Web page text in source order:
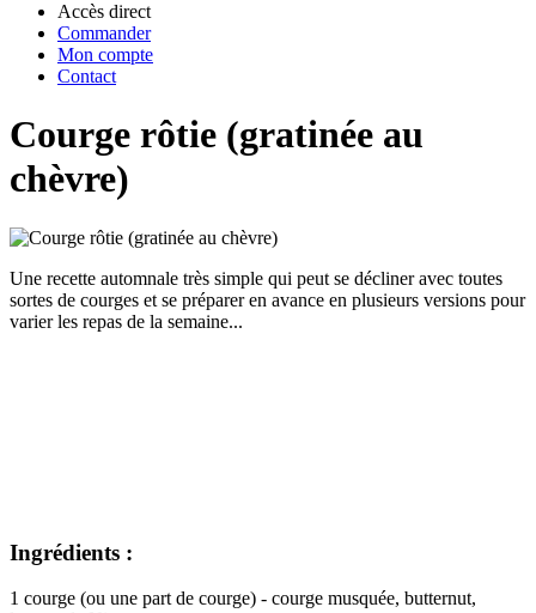
Accès direct
Commander
Mon compte
Contact
Courge rôtie (gratinée au
chèvre)
Une recette automnale très simple qui peut se décliner avec toutes
sortes de courges et se préparer en avance en plusieurs versions pour
varier les repas de la semaine...
Ingrédients :
1 courge (ou une part de courge) - courge musquée, butternut,